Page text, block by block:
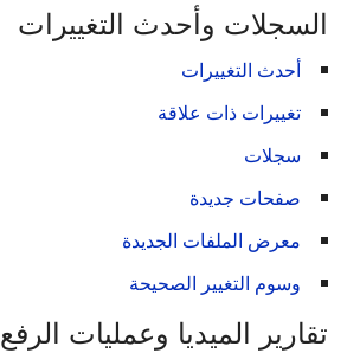
السجلات وأحدث التغييرات
أحدث التغييرات
تغييرات ذات علاقة
سجلات
صفحات جديدة
معرض الملفات الجديدة
وسوم التغيير الصحيحة
تقارير الميديا وعمليات الرفع